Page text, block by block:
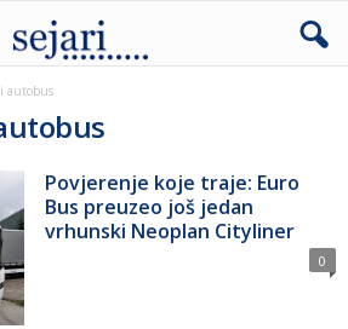
autobus
Povjerenje koje traje: Euro
Bus preuzeo još jedan
vrhunski Neoplan Cityliner
0